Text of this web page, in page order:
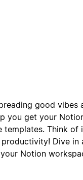
good vibes
you get your
templates. Think of
Dive in
Notion